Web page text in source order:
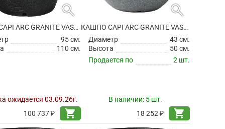
search
КАШПО CAPI ARC GRANITE VASE ELEGANT BLACK
95 см.
110 см.
ожидается 03.09.26г.
100 737 ₽
shopping_cart
search
КАШПО CAPI ARC GRANITE VASE ELEGANT DELUXE ANTHRACITE
Диаметр
43 см.
Высота
50 см.
Продается по
2 шт.
В наличии: 5 шт.
18 252 ₽
shopping_cart